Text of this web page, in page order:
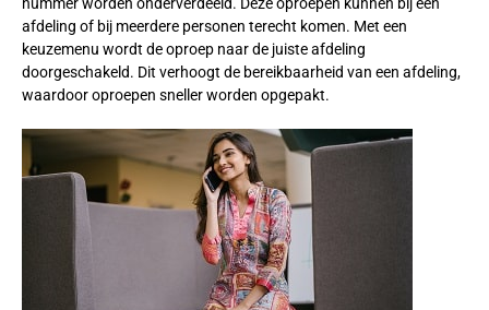
afdeling of bij meerdere personen terecht komen. Met een
keuzemenu wordt de oproep naar de juiste afdeling
doorgeschakeld. Dit verhoogt de bereikbaarheid van een afdeling,
waardoor oproepen sneller worden opgepakt.